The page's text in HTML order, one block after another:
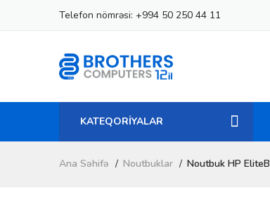
Telefon nömrəsi: +994 50 250 44 11
KATEQORİYALAR
Ana Səhifə Noutbuklar Noutbuk HP